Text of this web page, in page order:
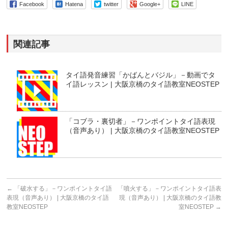
Facebook Hatena twitter Google+ LINE
関連記事
タイ語発音練習「かばんとバジル」－動画でタ
イ語レッスン | 大阪京橋のタイ語教室NEOSTEP
「コブラ・裏切者」－ワンポイントタイ語表現
（音声あり） | 大阪京橋のタイ語教室NEOSTEP
←
「破水する」－ワンポイントタイ語
表現（音声あり） | 大阪京橋のタイ語
教室NEOSTEP
「噴火する」－ワンポイントタイ語表
現（音声あり） | 大阪京橋のタイ語教
室NEOSTEP →